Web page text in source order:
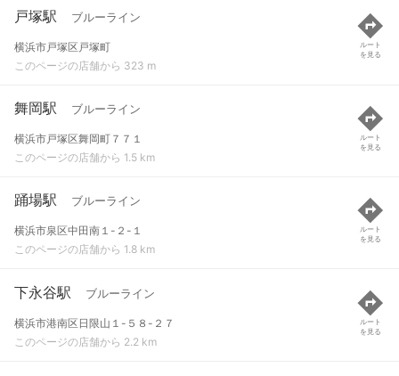
戸塚駅 ブルーライン
横浜市戸塚区戸塚町
このページの店舗から 323 m
ルート
を見る
舞岡駅 ブルーライン
横浜市戸塚区舞岡町７７１
このページの店舗から 1.5 km
ルート
を見る
踊場駅 ブルーライン
横浜市泉区中田南１-２-１
このページの店舗から 1.8 km
ルート
を見る
下永谷駅 ブルーライン
横浜市港南区日限山１-５８-２７
このページの店舗から 2.2 km
ルート
を見る